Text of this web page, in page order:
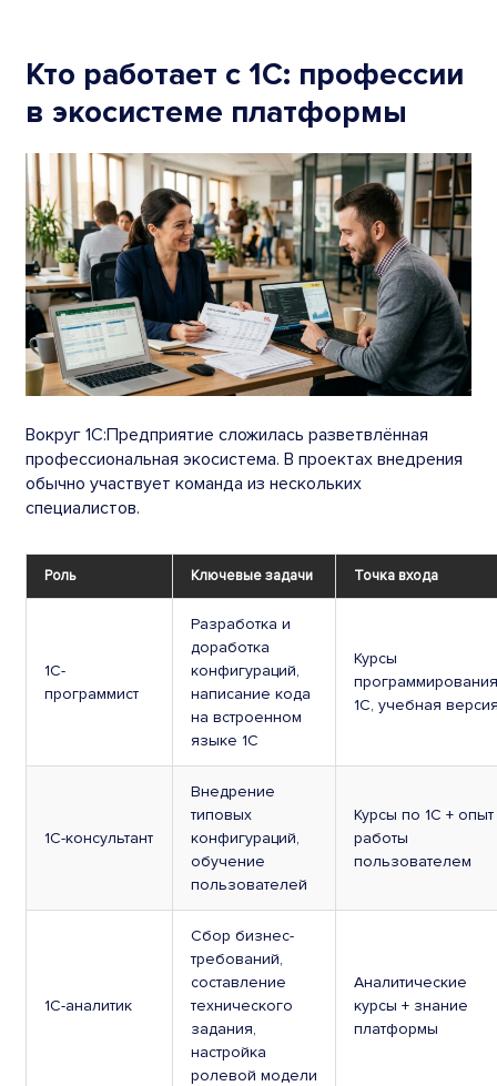
Кто работает с 1С: профессии
в экосистеме платформы
Вокруг 1С:Предприятие сложилась разветвлённая
профессиональная экосистема. В проектах внедрения
обычно участвует команда из нескольких
специалистов.
Роль Ключевые задачи Точка входа
1С-
программист
Разработка и
доработка
конфигураций,
написание кода
на встроенном
языке 1С
Курсы
программирования
1С, учебная
1С-консультант
Внедрение
типовых
конфигураций,
обучение
пользователей
Курсы по 1С + опыт
работы
пользователем
1С-аналитик
Сбор бизнес-
требований,
составление
технического
задания,
настройка
ролевой модели
Аналитические
курсы + знание
платформы